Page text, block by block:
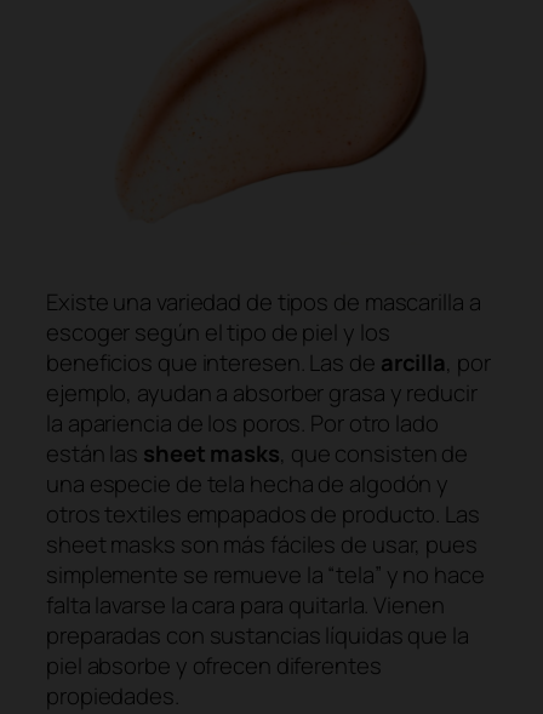
Existe una variedad de tipos de mascarilla a
escoger según el tipo de piel y los
beneficios que interesen. Las de arcilla, por
ejemplo, ayudan a absorber grasa y reducir
la apariencia de los poros. Por otro lado
están las sheet masks, que consisten de
una especie de tela hecha de algodón y
otros textiles empapados de producto. Las
sheet masks son más fáciles de usar, pues
simplemente se remueve la “tela” y no hace
falta lavarse la cara para quitarla. Vienen
preparadas con sustancias líquidas que la
piel absorbe y ofrecen diferentes
propiedades.